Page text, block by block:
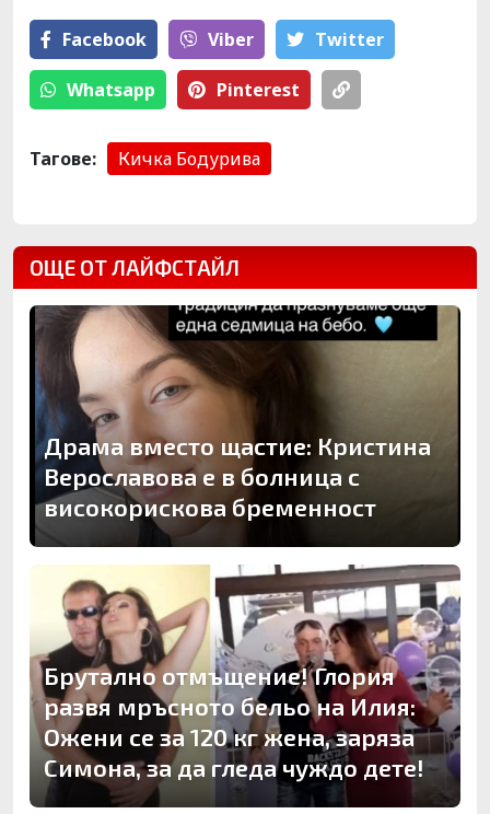
Facebook Viber Тwitter
Whatsapp Pinterest
Тагове: Кичка Бодурива
ОЩЕ ОТ ЛАЙФСТАЙЛ
Драма вместо щастие: Кристина
Верославова е в болница с
високорискова бременност
Брутално отмъщение! Глория
развя мръсното бельо на Илия:
Ожени се за 120 кг жена, заряза
Симона, за да гледа чуждо дете!